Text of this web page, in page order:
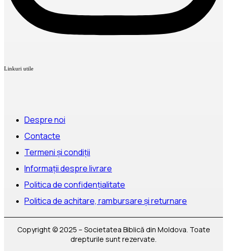
Linkuri utile
Despre noi
Contacte
Termeni și condiții
Informații despre livrare
Politica de confidențialitate
Politica de achitare, rambursare și returnare
Copyright © 2025 – Societatea Biblică din Moldova. Toate
drepturile sunt rezervate.